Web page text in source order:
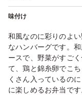
味付け
和風なのに彩りのよ
なハンバーグです。
ースで、野菜がすご
て、鶏と錦糸卵でこ
くさん入っているの
に楽しめるお弁当です